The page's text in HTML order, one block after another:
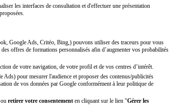
les interfaces de consultation et d'effectuer une présentation
Google Ads, Critéo, Bing,) pouvons utiliser des traceurs pour vous
offres de formations personnalisés afin d’augmenter vos probabilités
de votre navigation, de votre profil et de vos centres d’intérêt.
pour mesurer l'audience et proposer des contenus/publicités
de vos données par Google conformément à leur politique de
retirer votre consentementen cliquant sur le lien "Gérer les